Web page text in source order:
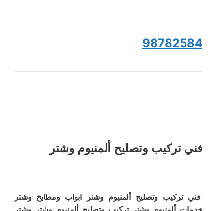
98782584
فني تركيب وتصليح ألمنيوم وشتر
فني تركيب وتصليح ألمنيوم وشتر ابواب ومطابخ وشتر
خدمات ألمنيوم وشتر تركيب وتصليح ألمنيوم وشتر وشتر